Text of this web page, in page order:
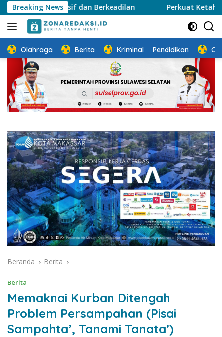
Langsung
ke
konten
Breaking News
dan Berkeadilan Perkuat Ketahanan Keluarga,
Olahraga Berita Kriminal Pendidikan
Beranda Berita
Berita
Memaknai Kurban Ditengah
Problem Persampahan (Pisai
Sampahta’, Tanami Tanata’)